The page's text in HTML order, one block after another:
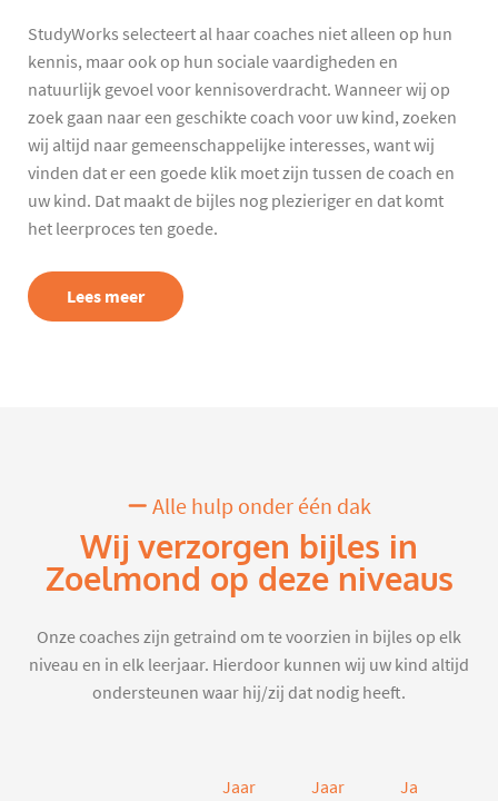
StudyWorks selecteert al haar coaches niet alleen op hun
kennis, maar ook op hun sociale vaardigheden en
natuurlijk gevoel voor kennisoverdracht. Wanneer wij op
zoek gaan naar een geschikte coach voor uw kind, zoeken
wij altijd naar gemeenschappelijke interesses, want wij
vinden dat er een goede klik moet zijn tussen de coach en
uw kind. Dat maakt de bijles nog plezieriger en dat komt
het leerproces ten goede.
Lees meer
Alle hulp onder één dak
Wij verzorgen bijles in
Zoelmond op deze niveaus
Onze coaches zijn getraind om te voorzien in bijles op elk
niveau en in elk leerjaar. Hierdoor kunnen wij uw kind altijd
ondersteunen waar hij/zij dat nodig heeft.
Jaar
Jaar
Jaar